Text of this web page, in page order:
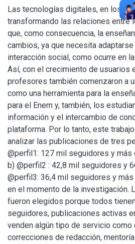
Las tecnologías digitales, en los
transformando las relaciones entre
que, como consecuencia, la
cambios, ya que necesita
interacción social, como ocurre en
Así, con el crecimiento de usuarios
profesores también comenzaron a
como una herramienta para la
para el Enem y, también, los
información y el intercambio de
plataforma. Por lo tanto, este
analizar las publicaciones de tres
@perfil1: 127 mil seguidores y más
b) @perfil2 : 42,8 mil seguidores y
@perfil3: 36,4 mil seguidores y
en el momento de la investigación.
fueron elegidos porque todos
seguidores, publicaciones activas
venden algún tipo de servicio
correcciones de redacción,